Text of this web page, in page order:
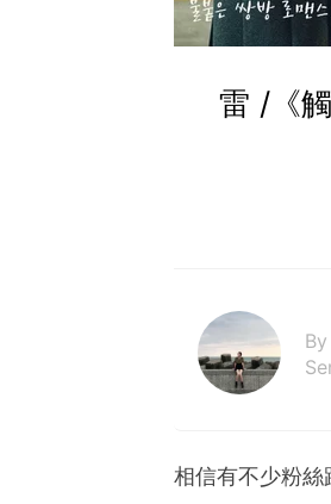
雷 /《
By
相信有不少粉